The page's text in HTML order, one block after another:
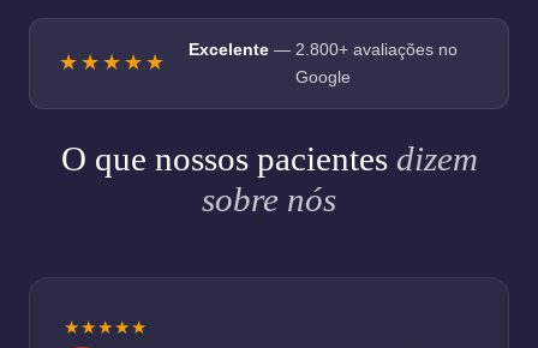
★★★★★
Excelente — 2.800+ avaliações no
Google
O que nossos pacientes dizem
sobre nós
★★★★★